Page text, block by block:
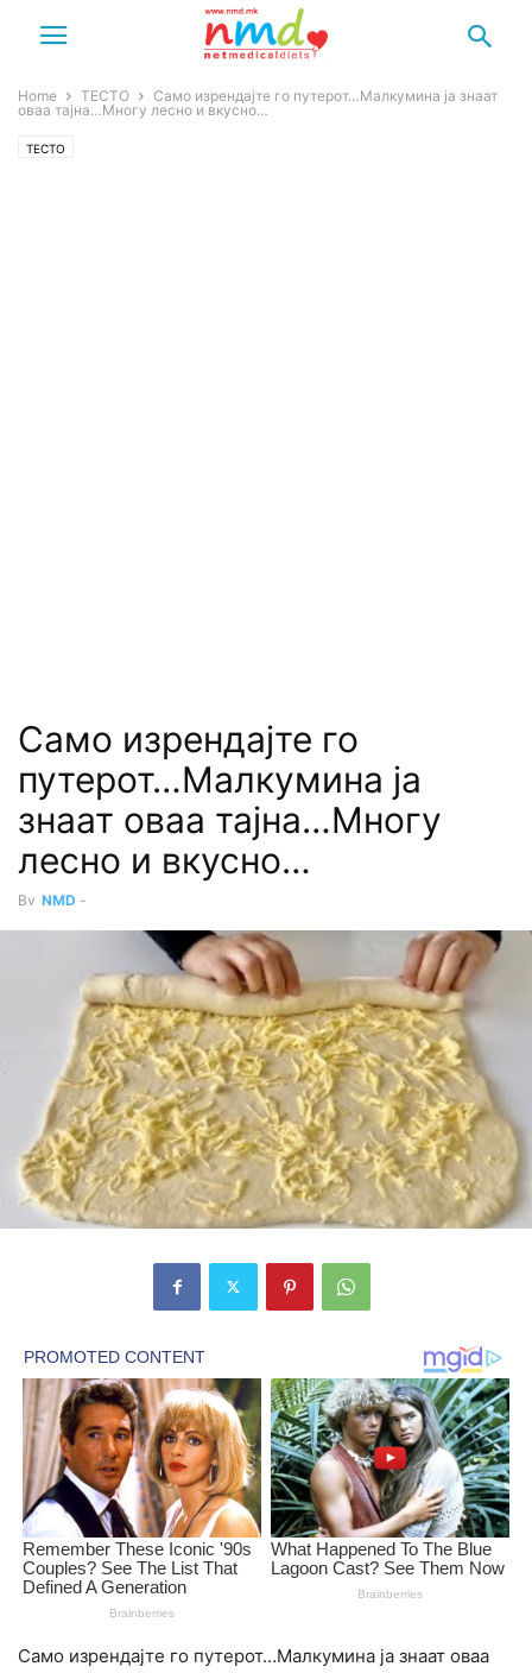
Home ТЕСТО
Само изрендајте го путерот…Малкумина ја знаат
оваа тајна…Многу лесно и вкусно…
ТЕСТО
Само изрендајте го
путерот…Малкумина ја
знаат оваа тајна…Многу
лесно и вкусно…
By NMD -
Само изрендајте го путерот…Малкумина ја знаат оваа